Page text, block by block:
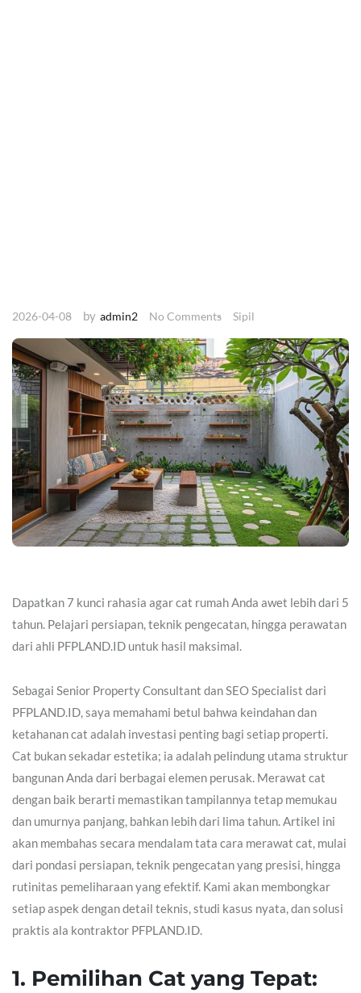
2026-04-08 by admin2 No Comments Sipil
Dapatkan 7 kunci rahasia agar cat rumah Anda awet lebih dari 5
tahun. Pelajari persiapan, teknik pengecatan, hingga perawatan
dari ahli PFPLAND.ID untuk hasil maksimal.
Sebagai Senior Property Consultant dan SEO Specialist dari
PFPLAND.ID, saya memahami betul bahwa keindahan dan
ketahanan cat adalah investasi penting bagi setiap properti.
Cat bukan sekadar estetika; ia adalah pelindung utama struktur
bangunan Anda dari berbagai elemen perusak. Merawat cat
dengan baik berarti memastikan tampilannya tetap memukau
dan umurnya panjang, bahkan lebih dari lima tahun. Artikel ini
akan membahas secara mendalam tata cara merawat cat, mulai
dari pondasi persiapan, teknik pengecatan yang presisi, hingga
rutinitas pemeliharaan yang efektif. Kami akan membongkar
setiap aspek dengan detail teknis, studi kasus nyata, dan solusi
praktis ala kontraktor PFPLAND.ID.
1. Pemilihan Cat yang Tepat: